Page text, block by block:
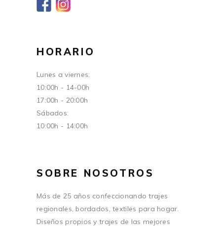
HORARIO
Lunes a viernes:
10:00h - 14-00h
17:00h - 20:00h
Sábados:
10:00h - 14:00h
SOBRE NOSOTROS
Más de 25 años confeccionando trajes
regionales, bordados, textiles para hogar.
Diseños propios y trajes de las mejores